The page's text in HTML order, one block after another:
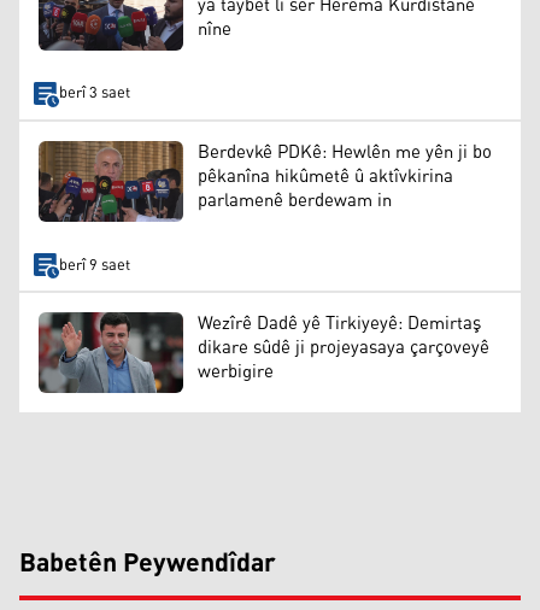
nîne
berî 3 saet
Berdevkê PDKê: Hewlên me yên ji bo
pêkanîna hikûmetê û aktîvkirina
parlamenê berdewam in
berî 9 saet
Wezîrê Dadê yê Tirkiyeyê: Demirtaş
dikare sûdê ji projeyasaya çarçoveyê
werbigire
Babetên Peywendîdar